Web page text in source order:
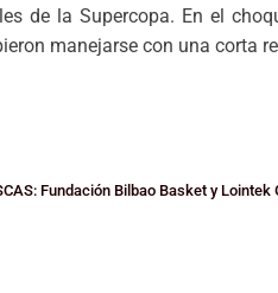
de la Supercopa. En el
manejarse con una corta
Fundación Bilbao Basket y